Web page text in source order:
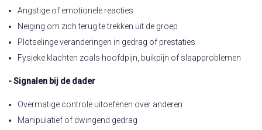
Angstige of emotionele reacties
Neiging om zich terug te trekken uit de groep
Plotselinge veranderingen in gedrag of prestaties
Fysieke klachten zoals hoofdpijn, buikpijn of slaapproblemen
- Signalen bij de dader
Overmatige controle uitoefenen over anderen
Manipulatief of dwingend gedrag